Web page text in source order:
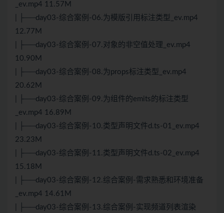
_ev.mp4 11.57M
| ├──day03-综合案例-06.为模版引用标注类型_ev.mp4
12.77M
| ├──day03-综合案例-07.对象的非空值处理_ev.mp4
10.90M
| ├──day03-综合案例-08.为props标注类型_ev.mp4
20.62M
| ├──day03-综合案例-09.为组件的emits的标注类型
_ev.mp4 16.89M
| ├──day03-综合案例-10.类型声明文件d.ts-01_ev.mp4
23.23M
| ├──day03-综合案例-11.类型声明文件d.ts-02_ev.mp4
15.18M
| ├──day03-综合案例-12.综合案例-需求熟悉和环境准备
_ev.mp4 14.61M
| ├──day03-综合案例-13.综合案例-实现频道列表渲染